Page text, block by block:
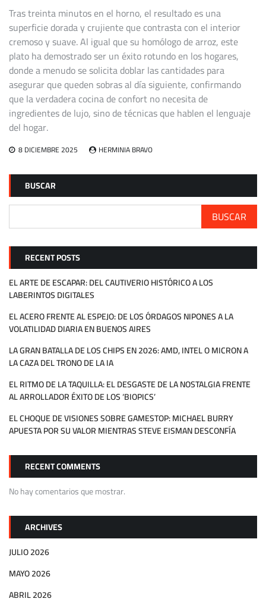
Tras treinta minutos en el horno, el resultado es una
superficie dorada y crujiente que contrasta con el interior
cremoso y suave. Al igual que su homólogo de arroz, este
plato ha demostrado ser un éxito rotundo en los hogares,
donde a menudo se solicita doblar las cantidades para
asegurar que queden sobras al día siguiente, confirmando
que la verdadera cocina de confort no necesita de
ingredientes de lujo, sino de técnicas que hablen el lenguaje
del hogar.
8 DICIEMBRE 2025 HERMINIA BRAVO
BUSCAR
BUSCAR
RECENT POSTS
EL ARTE DE ESCAPAR: DEL CAUTIVERIO HISTÓRICO A LOS
LABERINTOS DIGITALES
EL ACERO FRENTE AL ESPEJO: DE LOS ÓRDAGOS NIPONES A LA
VOLATILIDAD DIARIA EN BUENOS AIRES
LA GRAN BATALLA DE LOS CHIPS EN 2026: AMD, INTEL O MICRON A
LA CAZA DEL TRONO DE LA IA
EL RITMO DE LA TAQUILLA: EL DESGASTE DE LA NOSTALGIA FRENTE
AL ARROLLADOR ÉXITO DE LOS ‘BIOPICS’
EL CHOQUE DE VISIONES SOBRE GAMESTOP: MICHAEL BURRY
APUESTA POR SU VALOR MIENTRAS STEVE EISMAN DESCONFÍA
RECENT COMMENTS
No hay comentarios que mostrar.
ARCHIVES
JULIO 2026
MAYO 2026
ABRIL 2026